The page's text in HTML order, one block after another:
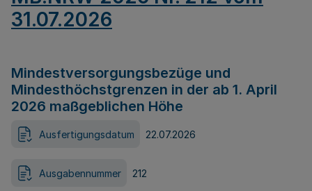
31.07.2026
Mindestversorgungsbezüge und
Mindesthöchstgrenzen in der ab 1. April
2026 maßgeblichen Höhe
Ausfertigungsdatum 22.07.2026
Ausgabennummer 212